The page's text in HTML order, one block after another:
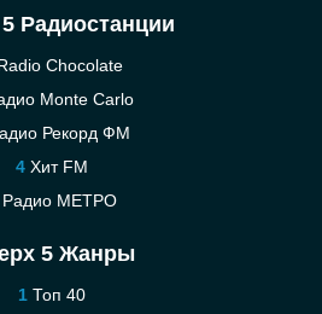
Радиостанции
Chocolate
Monte Carlo
Рекорд ФМ
Хит FM
Радио МЕТРО
5 Жанры
Топ 40